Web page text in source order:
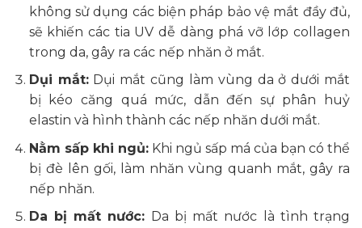
không sử dụng các biện pháp bảo vệ mắt đầy đủ,
sẽ khiến các tia UV dễ dàng phá vỡ lớp collagen
trong da, gây ra các nếp nhăn ở mắt.
Dụi mắt:Dụi mắt cũng làm vùng da ở dưới mắt
bị kéo căng quá mức, dẫn đến sự phân huỷ
elastin và hình thành các nếp nhăn dưới mắt.
Nằm sấp khi ngủ:Khi ngủ sấp má của bạn có thể
bị đè lên gối, làm nhăn vùng quanh mắt, gây ra
nếp nhăn.
Da bị mất nước: Da bị mất nước là tình trạng